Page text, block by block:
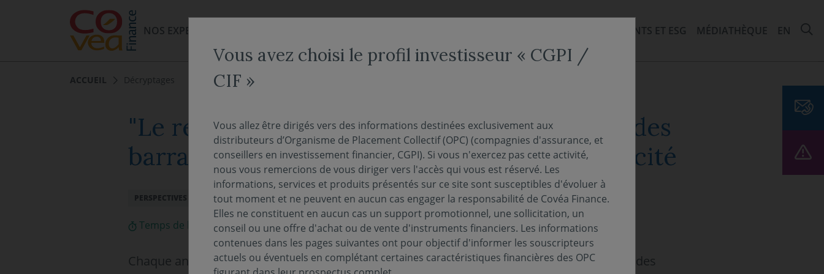
NOS EXPERTISES
ENGAGEMENTS ET ESG MÉDIATHÈQUE EN
ACCUEIL Décryptages
"Le regard de l’analyste" - La sédimentation des
barrages : un défi majeur pour l’hydroélectricité
PERSPECTIVES ÉCONOMIQUES ET FINANCIÈRES 04 février 2025
Temps de lecture :4min
Chaque année, il est estimé que nous perdons entre 0,5% et 1,5% de la capacité mondiale des
Vous avez choisi le profil investisseur « CGPI /
CIF »
Vous allez être dirigés vers des informations destinées exclusivement aux
distributeurs d’Organisme de Placement Collectif (OPC) (compagnies d'assurance, et
conseillers en investissement financier, CGPI). Si vous n'exercez pas cette activité,
nous vous remercions de vous diriger vers l'accès qui vous est réservé. Les
informations, services et produits présentés sur ce site sont susceptibles d'évoluer à
tout moment et ne peuvent en aucun cas engager la responsabilité de Covéa Finance.
Elles ne constituent en aucun cas un support promotionnel, une sollicitation, un
conseil ou une offre d'achat ou de vente d'instruments financiers. Les informations
contenues dans les pages suivantes ont pour objectif d'informer les souscripteurs
actuels ou éventuels en complétant certaines caractéristiques financières des OPC